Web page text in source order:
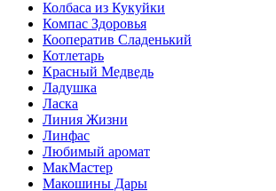
Колбаса из Кукуйки
Компас Здоровья
Кооператив Сладенький
Котлетарь
Красный Медведь
Ладушка
Ласка
Линия Жизни
Линфас
Любимый аромат
МакМастер
Макошины Дары